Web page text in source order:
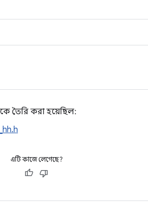
তৈরি করা হয়েছিল:
এটি কাজে লেগেছে?